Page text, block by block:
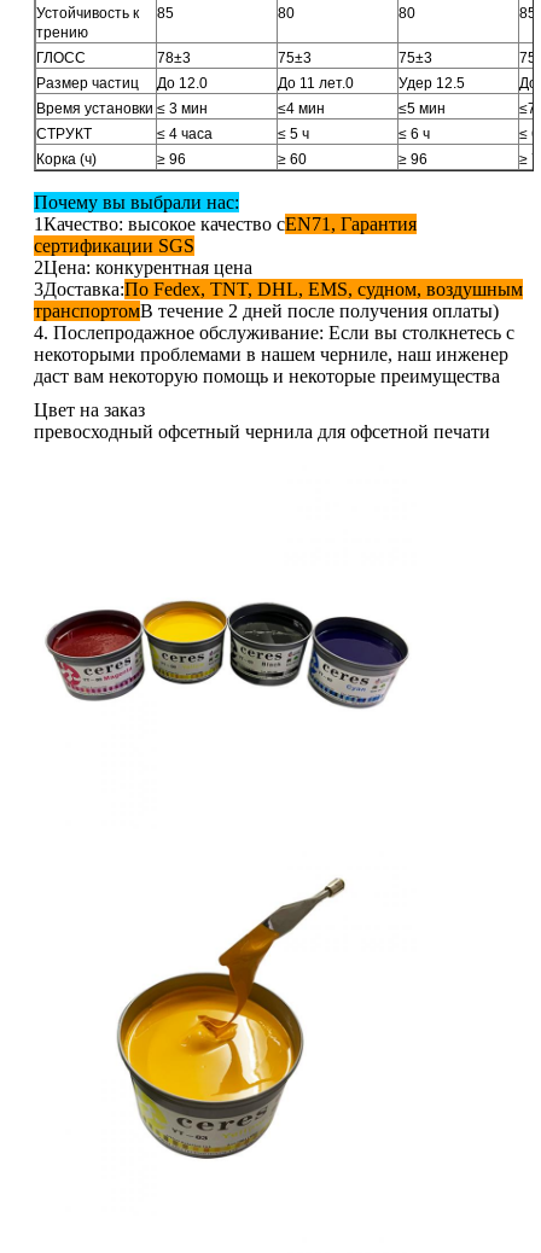
Устойчивость к
трению
85 80 80 85
ГЛОСС 78±3 75±3 75±3
Размер частиц
До 12.0 До 11 лет.0 Удер 12.5
До
Время установки ≤ 3 мин ≤4 мин ≤5 мин
≤7
СТРУКТ
≤ 4 часа ≤ 5 ч ≤ 6 ч
≤
Корка (ч)
≥ 96 ≥ 60 ≥ 96 ≥
Почему вы выбрали нас:
1Качество: высокое качество сEN71, Гарантия
сертификации SGS
2Цена: конкурентная цена
3Доставка:По Fedex, TNT, DHL, EMS, судном, воздушным
транспортомВ течение 2 дней после получения оплаты)
4. Послепродажное обслуживание: Если вы столкнетесь с
некоторыми проблемами в нашем черниле, наш инженер
даст вам некоторую помощь и некоторые преимущества
Цвет на заказ
превосходный офсетный чернила для офсетной печати